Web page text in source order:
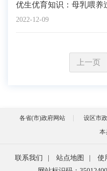
2022-12-09
优生优育知识：母乳喂养
上一页
各省(市)政府网站 设区市
本
联系我们 站点地图 使